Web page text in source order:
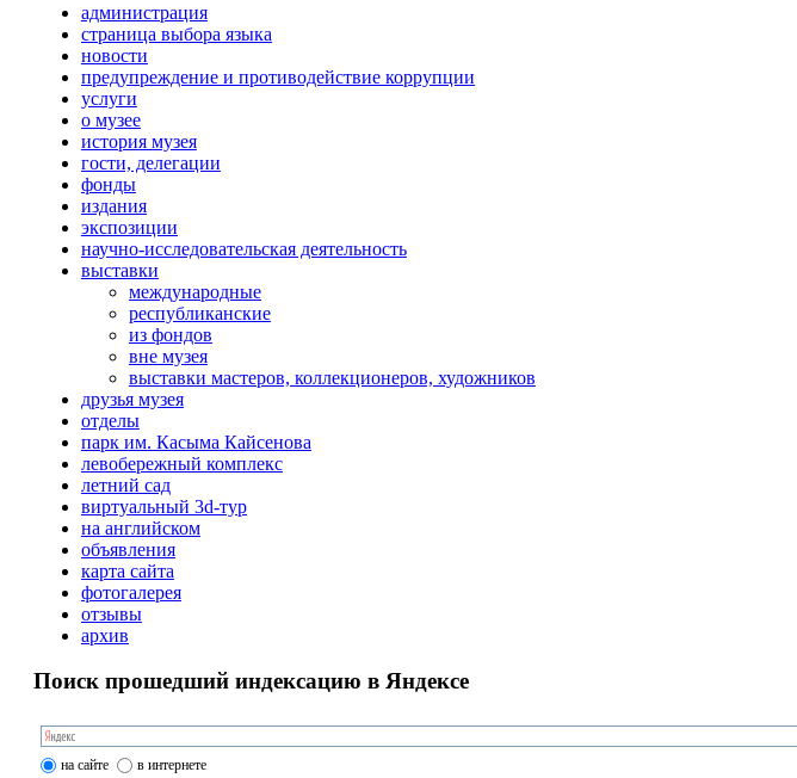
администрация
страница выбора языка
новости
предупреждение и противодействие коррупции
услуги
о музее
история музея
гости, делегации
фонды
издания
экспозиции
научно-исследовательская деятельность
выставки
международные
республиканские
из фондов
вне музея
выставки мастеров, коллекционеров, художников
друзья музея
отделы
парк им. Касыма Кайсенова
левобережный комплекс
летний сад
виртуальный 3d-тур
на английском
объявления
карта сайта
фотогалерея
отзывы
архив
Поиск прошедший индексацию в Яндексе
на сайте в интернете